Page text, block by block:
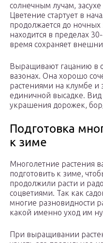
солнечным лучам,
Цветение стартует в
продолжается до ночных
находится в пределах
время сохраняет
Выращивают гацанию в
вазонах. Она хорошо
растениями на клумбе и
единичной высадке. Вид
украшения дорожек,
Подготовка
к зиме
Многолетние растения
подготовить к зиме,
продолжили расти и
соцветиями. Так как
многие разновидности
какой именно уход им
При выращивании